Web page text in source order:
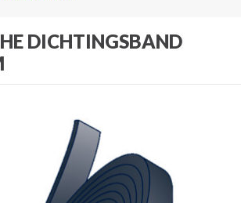
DICHTINGSBAND